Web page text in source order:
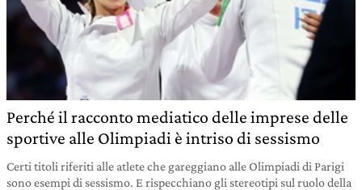
Perché il racconto mediatico delle imprese delle
sportive alle Olimpiadi è intriso di sessismo
Certi titoli riferiti alle atlete che gareggiano alle Olimpiadi di Parigi
sono esempi di sessismo. E rispecchiano gli stereotipi sul ruolo della